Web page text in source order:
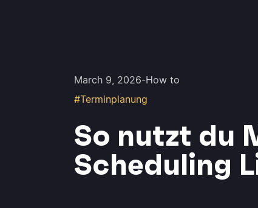
March 9, 2026-How to
#Terminplanung
So nutzt du
Scheduling